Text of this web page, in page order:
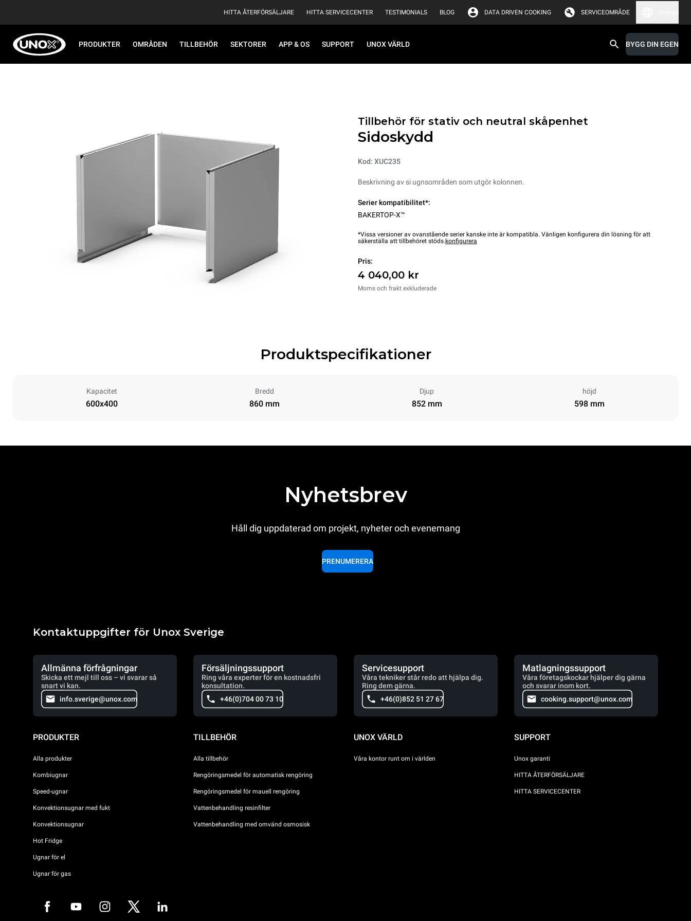
HITTA ÅTERFÖRSÄLJARE HITTA SERVICECENTER TESTIMONIALS BLOG DATA DRIVEN COOKING SERVICEOMRÅDE
PRODUKTER OMRÅDEN TILLBEHÖR SEKTORER APP & OS SUPPORT UNOX VÄRLD BYGG DIN EGEN
Tillbehör för stativ och neutral skåpenhet
Sidoskydd
Kod: XUC235
Beskrivning av si ugnsområden som utgör kolonnen.
Serier kompatibilitet*:
BAKERTOP-X™
*Vissa versioner av ovanstående serier kanske inte är kompatibla. Vänligen konfigurera din lösning för att
säkerställa att tillbehöret stöds. konfigurera
Pris:
4 040,00 kr
Moms och frakt exkluderade
Produktspecifikationer
Kapacitet
600x400
Bredd
860 mm
Djup
852 mm
höjd
598 mm
Nyhetsbrev
Håll dig uppdaterad om projekt, nyheter och evenemang
PRENUMERERA
Kontaktuppgifter för Unox Sverige
Allmänna förfrågningar
Skicka ett mejl till oss – vi svarar så
snart vi kan.
info.sverige@unox.com
Försäljningssupport
Ring våra experter för en kostnadsfri
konsultation.
+46(0)704 00 73 10
Servicesupport
Våra tekniker står redo att hjälpa dig.
Ring dem gärna.
+46(0)852 51 27 67
Matlagningssupport
Våra företagskockar hjälper dig gärna
och svarar inom kort.
cooking.support@unox.com
PRODUKTER
Alla produkter
Kombiugnar
Speed-ugnar
Konvektionsugnar med fukt
Konvektionsugnar
Hot Fridge
Ugnar för el
Ugnar för gas
TILLBEHÖR
Alla tillbehör
Rengöringsmedel för automatisk rengöring
Rengöringsmedel för mauell rengöring
Vattenbehandling resinfilter
Vattenbehandling med omvänd osmosisk
UNOX VÄRLD
Våra kontor runt om i världen
SUPPORT
Unox garanti
HITTA ÅTERFÖRSÄLJARE
HITTA SERVICECENTER